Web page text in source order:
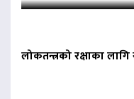
लोकतन्त्रको रक्षाका